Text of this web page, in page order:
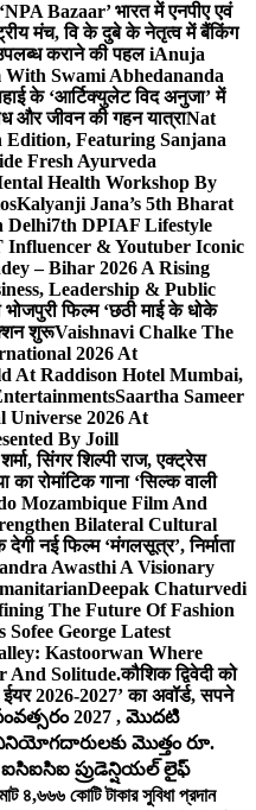
Bazaar’ भारत में एनपीए एवं
मंच, वि के दुबे के नेतृत्व में बैंकिंग
कराने की पहल iAnuja
Swami Abhedananda
के ‘आर्टिक्युलेट विद अनुजा’ में
और जीवन की गहन यात्राNat
Featuring Sanjana
Fresh Ayurveda
Health Workshop By
Kalyanji Jana’s 5th Bharat
Delhi7th DPIAF Lifestyle
& Youtuber Iconic
– Bihar 2026 A Rising
Leadership & Public
भोजपुरी फिल्म ‘छठी माई के धोके
शुरूVaishnavi Chalke The
2026 At
At Raddison Hotel Mumbai,
Saartha Sameer
Universe 2026 At
By Joill
सिंगर शिल्पी राज, एक्ट्रेस
का रोमांटिक गाना ‘सिल्क वाली
Mozambique Film And
Bilateral Cultural
नई फिल्म ‘मंगलसूत्र’, निर्माता
Awasthi A Visionary
Deepak Chaturvedi
The Future Of Fashion
Sofee George Latest
Kastoorwan Where
And Solitude.कौशिक द्विवेदी को
2026-2027’ का अवॉर्ड, सपने
2027 , మొదటి
మొత్తం రూ.
ప్రుడెన్షియల్ లైఫ్
কোটি টাকার সুবিধা প্রদান